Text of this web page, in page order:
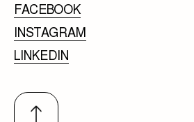
FACEBOOK
INSTAGRAM
LINKEDIN